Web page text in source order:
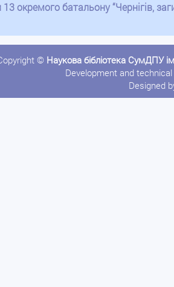
13 окремого батальону
© Наукова бібліотека СумДПУ
Development and
Designed